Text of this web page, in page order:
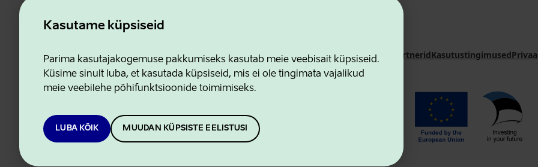
Kasutame küpsiseid
Parima kasutajakogemuse pakkumiseks kasutab meie veebisait küpsiseid.
Küsime sinult luba, et kasutada küpsiseid, mis ei ole tingimata vajalikud
meie veebilehe põhifunktsioonide toimimiseks.
LUBA KÕIK MUUDAN KÜPSISTE EELISTUSI
Ettevõtluse ja Innovatsiooni SihtasutusKontaktidKoostööpartneridKasutustingimused